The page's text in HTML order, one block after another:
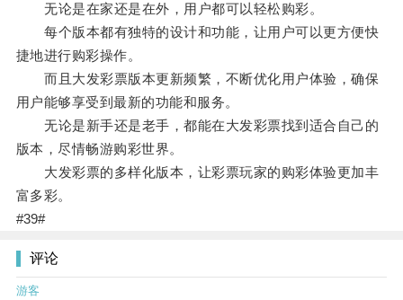
无论是在家还是在外，用户都可以轻松购彩。
每个版本都有独特的设计和功能，让用户可以更方便快
捷地进行购彩操作。
而且大发彩票版本更新频繁，不断优化用户体验，确保
用户能够享受到最新的功能和服务。
无论是新手还是老手，都能在大发彩票找到适合自己的
版本，尽情畅游购彩世界。
大发彩票的多样化版本，让彩票玩家的购彩体验更加丰
富多彩。
#39#
评论
游客